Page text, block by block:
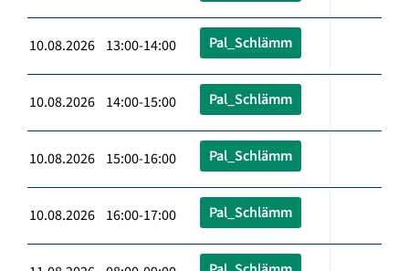
10.08.2026 13:00-14:00 Pal_Schlämm
10.08.2026 14:00-15:00 Pal_Schlämm
10.08.2026 15:00-16:00 Pal_Schlämm
10.08.2026 16:00-17:00 Pal_Schlämm